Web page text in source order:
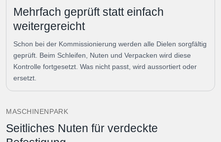
Mehrfach geprüft statt einfach
weitergereicht
Schon bei der Kommissionierung werden alle Dielen sorgfältig
geprüft. Beim Schleifen, Nuten und Verpacken wird diese
Kontrolle fortgesetzt. Was nicht passt, wird aussortiert oder
ersetzt.
MASCHINENPARK
Seitliches Nuten für verdeckte